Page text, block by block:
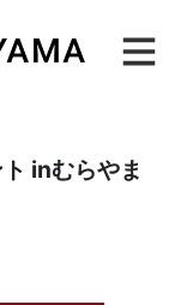
inむらやま